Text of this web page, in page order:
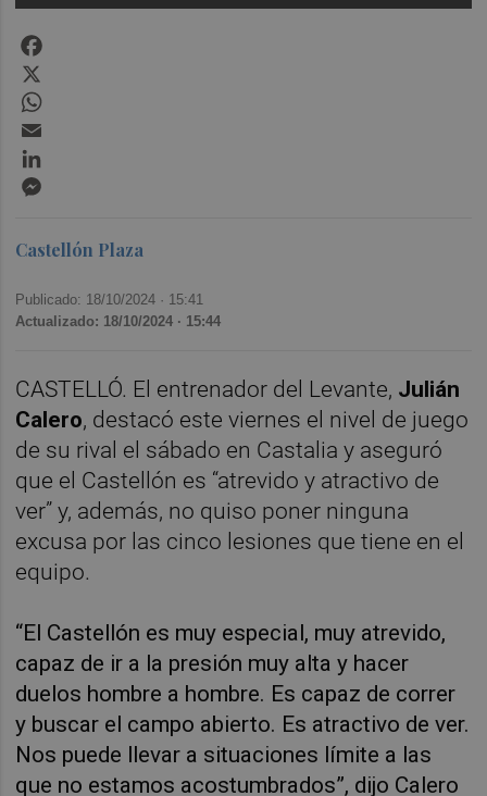
Castellón Plaza
Publicado: 18/10/2024 · 15:41
Actualizado: 18/10/2024 · 15:44
CASTELLÓ. El entrenador del Levante, Julián
Calero, destacó este viernes el nivel de juego
de su rival el sábado en Castalia y aseguró
que el Castellón es “atrevido y atractivo de
ver” y, además, no quiso poner ninguna
excusa por las cinco lesiones que tiene en el
equipo.
“El Castellón es muy especial, muy atrevido,
capaz de ir a la presión muy alta y hacer
duelos hombre a hombre. Es capaz de correr
y buscar el campo abierto. Es atractivo de ver.
Nos puede llevar a situaciones límite a las
que no estamos acostumbrados”, dijo Calero